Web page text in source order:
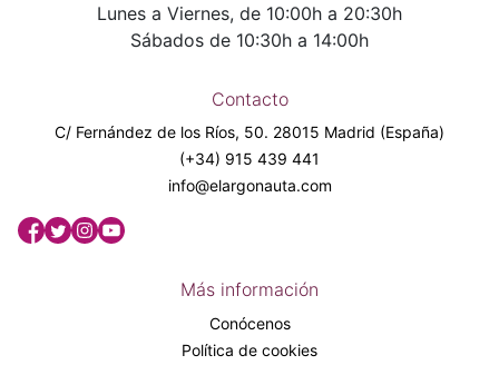
Lunes a Viernes, de 10:00h a 20:30h
Sábados de 10:30h a 14:00h
Contacto
C/ Fernández de los Ríos, 50. 28015 Madrid (España)
(+34) 915 439 441
info@elargonauta.com
Más información
Conócenos
Política de cookies